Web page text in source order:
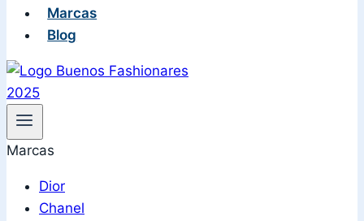
Marcas
Blog
Marcas
Dior
Chanel